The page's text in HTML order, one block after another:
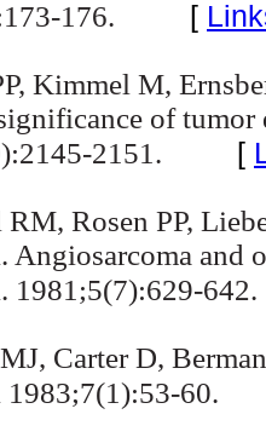
176.
[
Kimmel M,
of tumor
2151.
[
Rosen PP,
Angiosarcoma and
1981;5(7):629-642.
Carter D,
1983;7(1):53-60.